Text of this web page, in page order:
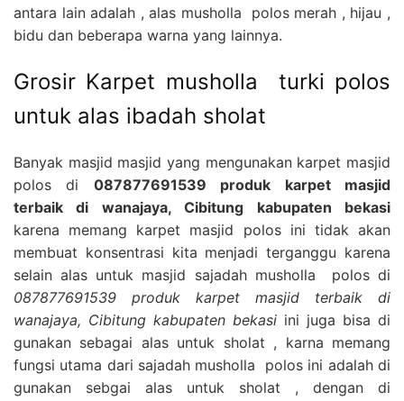
antara lain adalah , alas musholla polos merah , hijau ,
bidu dan beberapa warna yang lainnya.
Grosir Karpet musholla turki polos
untuk alas ibadah sholat
Banyak masjid masjid yang mengunakan karpet masjid
polos di 087877691539 produk karpet masjid
terbaik di wanajaya, Cibitung kabupaten bekasi
karena memang karpet masjid polos ini tidak akan
membuat konsentrasi kita menjadi terganggu karena
selain alas untuk masjid sajadah musholla polos di
087877691539 produk karpet masjid terbaik di
wanajaya, Cibitung kabupaten bekasi ini juga bisa di
gunakan sebagai alas untuk sholat , karna memang
fungsi utama dari sajadah musholla polos ini adalah di
gunakan sebgai alas untuk sholat , dengan di